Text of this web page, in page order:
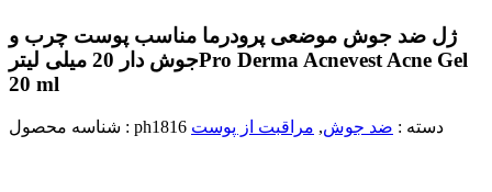
ژل ضد جوش موضعی پرودرما مناسب پوست چرب و
جوش دار 20 میلی لیترPro Derma Acnevest Acne Gel
20 ml
شناسه محصول : ph1816 دسته : ضد جوش, مراقبت از پوست